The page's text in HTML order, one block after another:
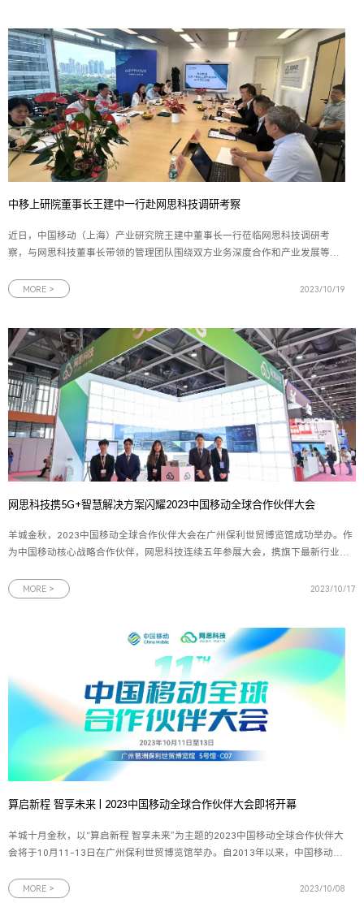
中移上研院董事长王建中一行赴网思科技调研考察
近日，中国移动（上海）产业研究院王建中董事长一行莅临网思科技调研考
察，与网思科技董事长带领的管理团队围绕双方业务深度合作和产业发展等方
方的了解和信任，巩固现有业务合作；还为双方在智慧工厂打造、人工智能算
MORE > 2023/10/19
网思科技携5G+智慧解决方案闪耀2023中国移动全球合作伙伴大会
羊城金秋，2023中国移动全球合作伙伴大会在广州保利世贸博览馆成功举办。作
为中国移动核心战略合作伙伴，网思科技连续五年参展大会，携旗下最新行业应
会。图为网思科技展台全景一直以来，网思科技致力于推动各行各业数字化的高
MORE > 2023/10/17
算启新程 智享未来 | 2023中国移动全球合作伙伴大会即将开幕
羊城十月金秋，以“算启新程 智享未来”为主题的2023中国移动全球合作伙伴大
会将于10月11-13日在广州保利世贸博览馆举办。自2013年以来，中国移动全
进升级，本届大会中国移动将携手数百位世界500强企业、国内外知名企业董
MORE > 2023/10/08